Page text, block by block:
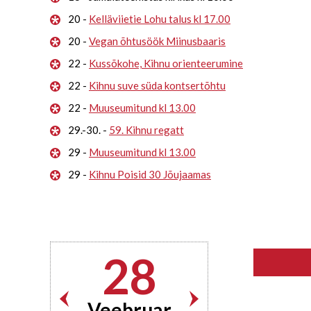
20 - Kelläviietie Lohu talus kl 17.00
20 - Vegan õhtusöök Miinusbaaris
22 - Kussõkohe, Kihnu orienteerumine
22 - Kihnu suve süda kontsertõhtu
22 - Muuseumitund kl 13.00
29.-30. - 59. Kihnu regatt
29 - Muuseumitund kl 13.00
29 - Kihnu Poisid 30 Jõujaamas
28